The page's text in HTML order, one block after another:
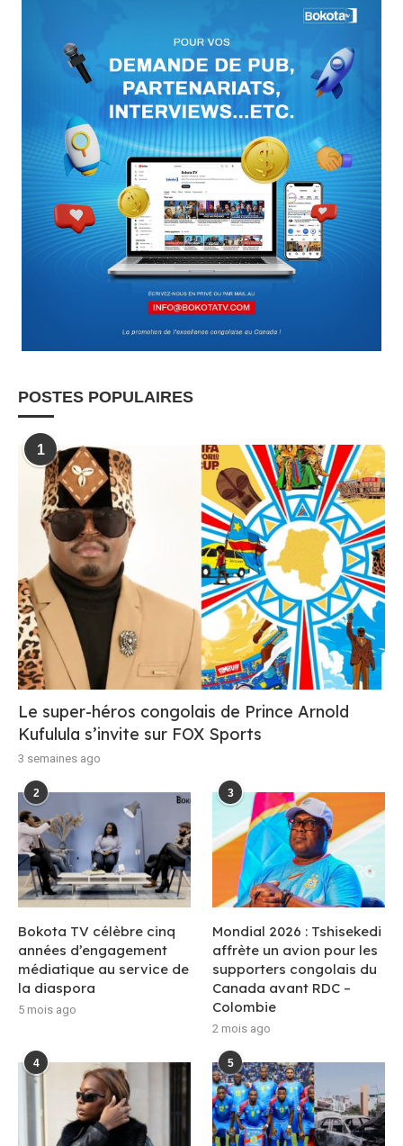
POSTES POPULAIRES
1
Le super-héros congolais de Prince Arnold
Kufulula s’invite sur FOX Sports
3 semaines ago
2
Bokota TV célèbre cinq
années d’engagement
médiatique au service de
la diaspora
5 mois ago
3
Mondial 2026 : Tshisekedi
affrète un avion pour les
supporters congolais du
Canada avant RDC –
Colombie
2 mois ago
4 5